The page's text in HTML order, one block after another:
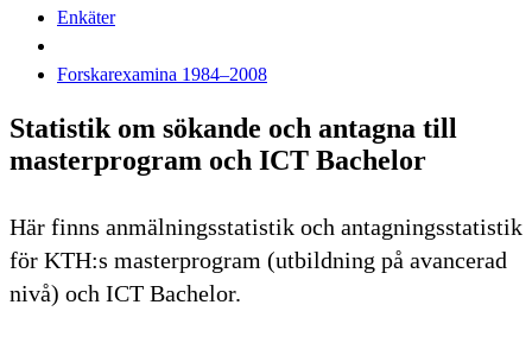
Enkäter
Forskarexamina 1984–2008
Statistik om sökande och antagna till
masterprogram och ICT Bachelor
Här finns anmälningsstatistik och antagningsstatistik
för KTH:s masterprogram (utbildning på avancerad
nivå) och ICT Bachelor.